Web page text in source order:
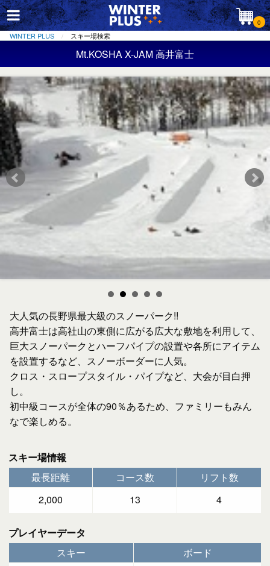
0
WINTER PLUS スキー場検索
Mt.KOSHA X-JAM 高井富士
大人気の長野県最大級のスノーパーク!!
高井富士は高社山の東側に広がる広大な敷地を利用して、
巨大スノーパークとハーフパイプの設置や各所にアイテム
を設置するなど、スノーボーダーに人気。
クロス・スロープスタイル・パイプなど、大会が目白押
し。
初中級コースが全体の90％あるため、ファミリーもみん
なで楽しめる。
スキー場情報
最長距離
コース数
リフト数
2,000
13 4
プレイヤーデータ
スキー
ボード